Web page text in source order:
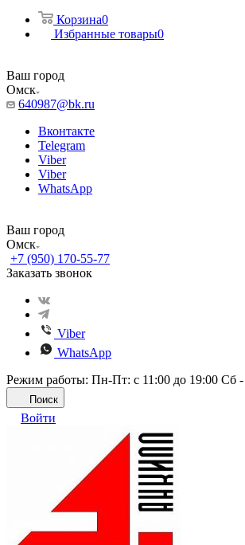
Корзина0
Избранные товары0
Ваш город
Омск
640987@bk.ru
Вконтакте
Telegram
Viber
Viber
WhatsApp
Ваш город
Омск
+7 (950) 170-55-77
Заказать звонок
Viber
WhatsApp
Режим работы: Пн-Пт: с 11:00 до 19:00 Сб
Поиск
Войти